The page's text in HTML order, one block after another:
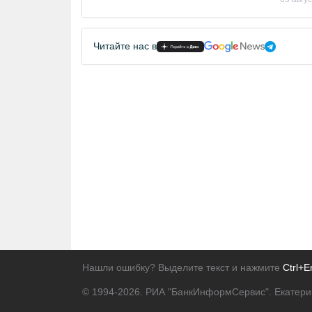
Читайте нас в
Нашли ошибку? Выделите текст и нажмите
© 1994-2026. РИА "БанкИнформСервис".